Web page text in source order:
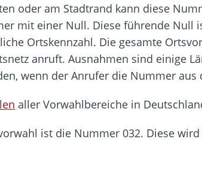
oder am Stadtrand kann diese
mit einer Null. Diese führende Null
Ortskennzahl. Die gesamte
anruft. Ausnahmen sind einige
wenn der Anrufer die Nummer
aller Vorwahlbereiche in
ist die Nummer 032. Diese